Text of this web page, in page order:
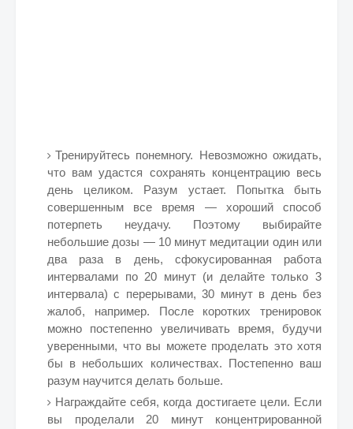
Тренируйтесь понемногу. Невозможно ожидать,
что вам удастся сохранять концентрацию весь
день целиком. Разум устает. Попытка быть
совершенным все время — хороший способ
потерпеть неудачу. Поэтому выбирайте
небольшие дозы — 10 минут медитации один или
два раза в день, сфокусированная работа
интервалами по 20 минут (и делайте только 3
интервала) с перерывами, 30 минут в день без
жалоб, например. После коротких тренировок
можно постепенно увеличивать время, будучи
уверенными, что вы можете проделать это хотя
бы в небольших количествах. Постепенно ваш
разум научится делать больше.
Награждайте себя, когда достигаете цели. Если
вы проделали 20 минут концентрированной